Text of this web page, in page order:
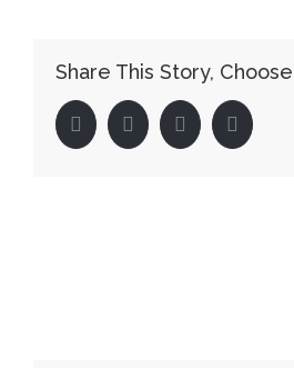
Share This Story,
facebooktwitter linkedin pinterest